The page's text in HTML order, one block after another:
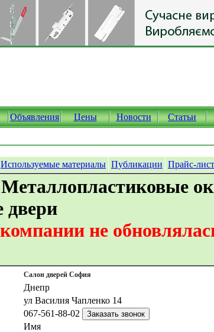
Объявления Цены Новости Статьи
Используемые материалы Публикации Прайс-лист
не
Салон дверей София
Днепр
ул Василия Чапленко 14
067-561-88-02
Имя